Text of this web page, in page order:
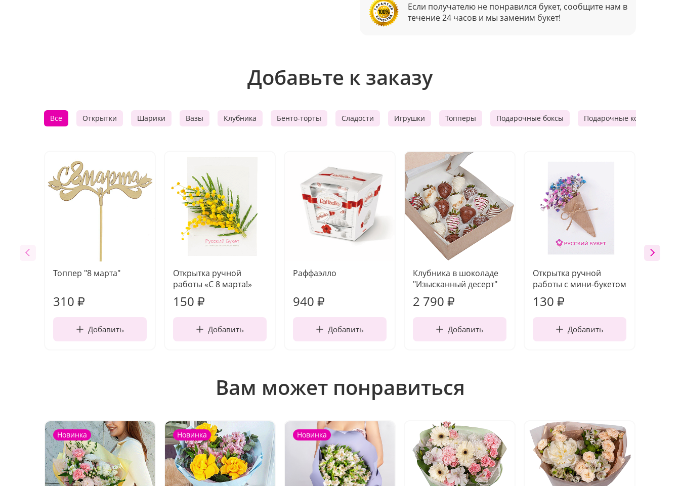
Если получателю не понравился букет, сообщите нам в
течение 24 часов и мы заменим букет!
Добавьте к заказу
Все Открытки Шарики Вазы Клубника Бенто-торты Сладости Игрушки Топперы Подарочные боксы Подарочные корзины
Топпер "8 марта"
310 ₽
Добавить
Открытка ручной
работы «С 8 марта!»
150 ₽
Добавить
Раффаэлло
940 ₽
Добавить
Клубника в шоколаде
"Изысканный десерт"
2 790 ₽
Добавить
Открытка ручной
работы с мини-букетом
130 ₽
Добавить
Вам может понравиться
Новинка Новинка Новинка